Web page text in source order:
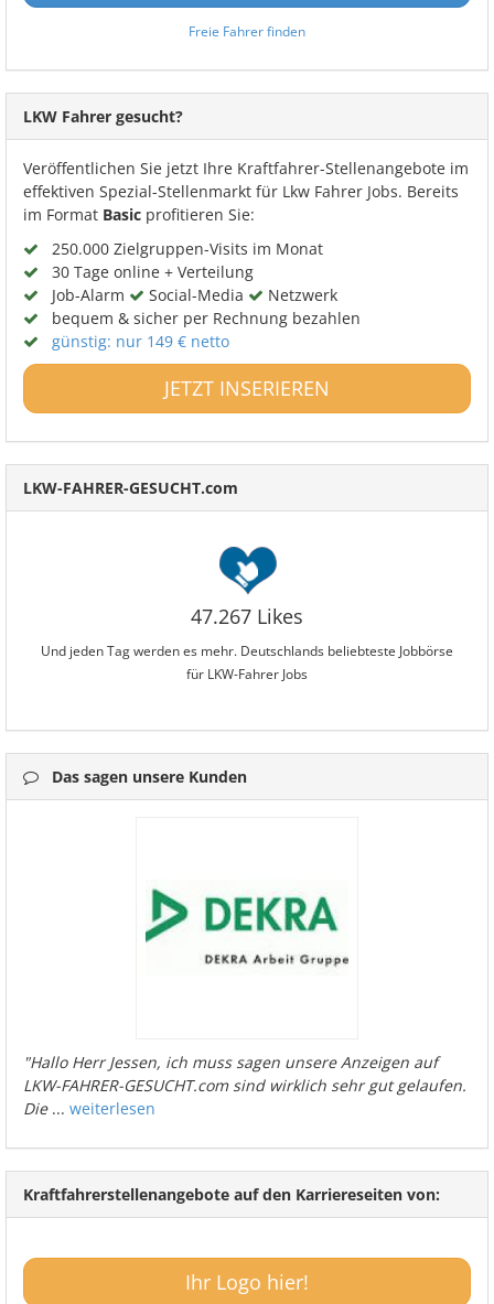
Freie Fahrer finden
LKW Fahrer gesucht?
Veröffentlichen Sie jetzt Ihre Kraftfahrer-Stellenangebote im
effektiven Spezial-Stellenmarkt für Lkw Fahrer Jobs. Bereits
im Format Basic profitieren Sie:
250.000 Zielgruppen-Visits im Monat
30 Tage online + Verteilung
Job-Alarm
Social-Media
Netzwerk
bequem & sicher per Rechnung bezahlen
günstig: nur 149 € netto
JETZT INSERIEREN
LKW-FAHRER-GESUCHT.com
47.267 Likes
Und jeden Tag werden es mehr. Deutschlands beliebteste Jobbörse
für LKW-Fahrer Jobs
Das sagen unsere Kunden
"Hallo Herr Jessen, ich muss sagen unsere Anzeigen auf
LKW-FAHRER-GESUCHT.com sind wirklich sehr gut gelaufen.
Die... weiterlesen
Kraftfahrerstellenangebote auf den Karriereseiten von:
Ihr Logo hier!